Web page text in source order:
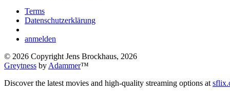
Terms
Datenschutzerklärung
anmelden
© 2026 Copyright Jens Brockhaus, 2026
Greytness by Adammer™
Discover the latest movies and high-quality streaming options at